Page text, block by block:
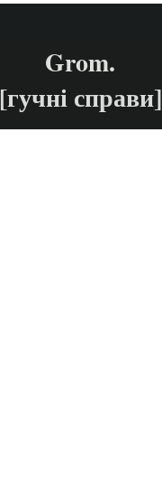
Grom.
[гучні справи]